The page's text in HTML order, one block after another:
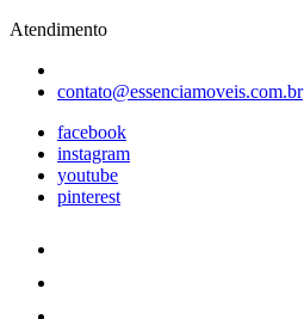
Atendimento
contato@essenciamoveis.com.br
facebook
instagram
youtube
pinterest